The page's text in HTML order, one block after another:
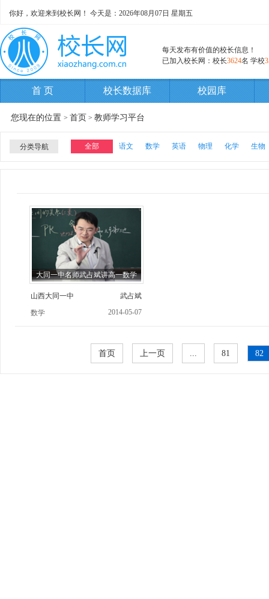
你好，欢迎来到校长网！ 今天是： 2026年08月07日 星期五
每天发布有价值的校长信息！
已加入校长网：校长3624名 学校
首 页 校长数据库 校园库
您现在的位置 > 首页 > 教师学习平台
分类导航 全部 语文 数学 英语 物理 化学 生物
大同一中名师武占斌讲高一数学
山西大同一中
武占斌
数学
2014-05-07
首页 上一页 ... 81 82